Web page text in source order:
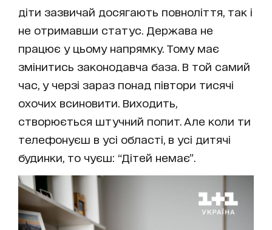
діти зазвичай досягають повноліття, так і
не отримавши статус. Держава не
працює у цьому напрямку. Тому має
змінитись законодавча база. В той самий
час, у черзі зараз понад півтори тисячі
охочих всиновити. Виходить,
створюється штучний попит. Але коли ти
телефонуєш в усі області, в усі дитячі
будинки, то чуєш: “Дітей немає”.